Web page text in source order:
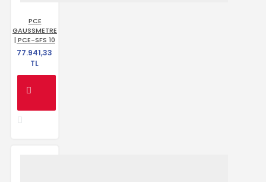
PCE
GAUSSMETRE
| PCE-SFS 10
77.941,33
TL